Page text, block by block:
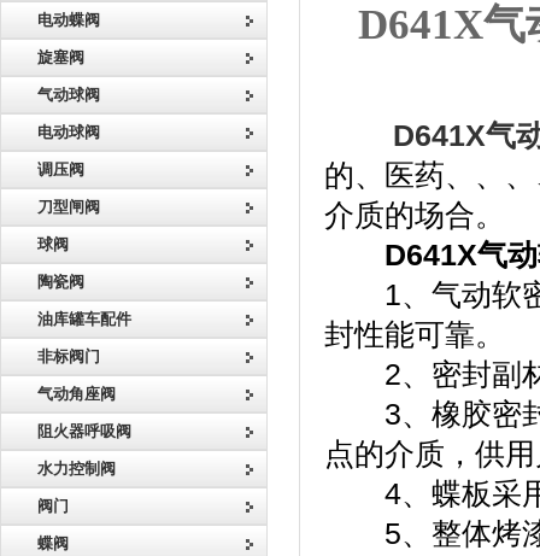
电动蝶阀
旋塞阀
气动球阀
电动球阀
调压阀
刀型闸阀
球阀
陶瓷阀
油库罐车配件
非标阀门
气动角座阀
阻火器呼吸阀
水力控制阀
阀门
蝶阀
D641X
D641X气
的、医药、、
介质的场合。
D641X气
1、气动软密
封性能可靠。
2、密封副材
3、橡胶密封
点的介质，供
4、蝶板采用
5、整体烤漆